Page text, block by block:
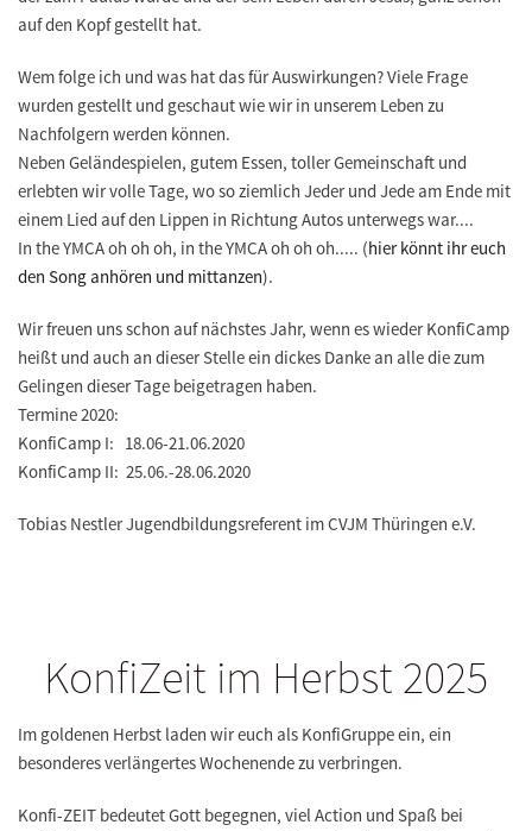
auf den Kopf gestellt hat.
Wem folge ich und was hat das für Auswirkungen? Viele Frage
wurden gestellt und geschaut wie wir in unserem Leben zu
Nachfolgern werden können.
Neben Geländespielen, gutem Essen, toller Gemeinschaft und
erlebten wir volle Tage, wo so ziemlich Jeder und Jede am Ende mit
einem Lied auf den Lippen in Richtung Autos unterwegs war....
In the YMCA oh oh oh, in the YMCA oh oh oh..... (hier könnt ihr euch
den Song anhören und mittanzen).
Wir freuen uns schon auf nächstes Jahr, wenn es wieder KonfiCamp
heißt und auch an dieser Stelle ein dickes Danke an alle die zum
Gelingen dieser Tage beigetragen haben.
Termine 2020:
KonfiCamp I: 18.06-21.06.2020
KonfiCamp II: 25.06.-28.06.2020
Tobias Nestler Jugendbildungsreferent im CVJM Thüringen e.V.
KonfiZeit im Herbst 2025
Im goldenen Herbst laden wir euch als KonfiGruppe ein, ein
besonderes verlängertes Wochenende zu verbringen.
Konfi-ZEIT bedeutet Gott begegnen, viel Action und Spaß bei